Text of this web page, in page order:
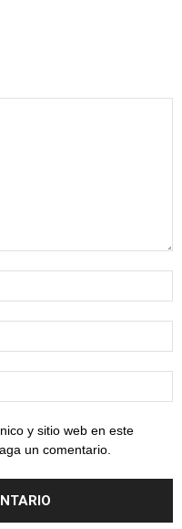
y sitio web en este
un comentario.